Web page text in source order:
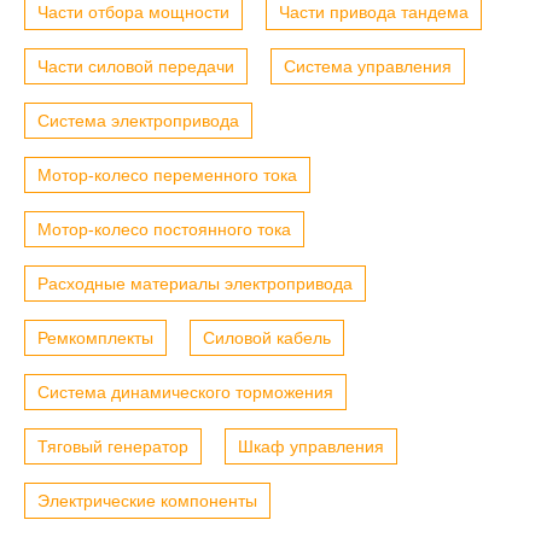
Части отбора мощности Части привода тандема
Части силовой передачи Система управления
Система электропривода
Мотор-колесо переменного тока
Мотор-колесо постоянного тока
Расходные материалы электропривода
Ремкомплекты Силовой кабель
Система динамического торможения
Тяговый генератор Шкаф управления
Электрические компоненты